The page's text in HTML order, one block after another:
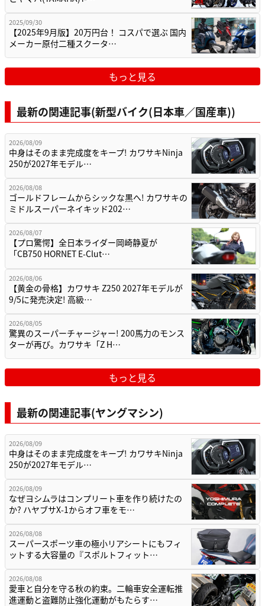
2025/09/30
【2025年9月版】20万円台！ コスパで選ぶ 国内
メーカー原付二種スクータ…
もっと見る
最新の関連記事(新型バイク(日本車／国産車))
2026/08/09
中身はそのまま完成度をキープ! カワサキNinja
250が2027年モデル…
2026/08/08
ゴールドフレームからシックな黒へ! カワサキの
ミドルスーパーネイキッド202…
2026/08/07
【プロ驚愕】全日本ライダー岡崎静夏が
「CB750 HORNET E-Clut…
2026/08/06
【黄金の骨格】カワサキ Z250 2027年モデルが
9/5に発売決定! 高級…
2026/08/05
驚異のスーパーチャージャー! 200馬力のモンス
ターが再び。カワサキ「Z H…
もっと見る
最新の関連記事(ヤングマシン)
2026/08/09
中身はそのまま完成度をキープ! カワサキNinja
250が2027年モデル…
2026/08/09
なぜヨシムラはコンプリート車を作り続けたの
か? ハヤブサX-1からオフ車をモ…
2026/08/08
スーパースポーツ車の極小リアシートにもフィ
ットする大容量の『スポルトフィット…
2026/08/08
愛車と自分を守る秋の約束。二輪車安全運転推
進運動と盗難防止強化運動がもたらす…